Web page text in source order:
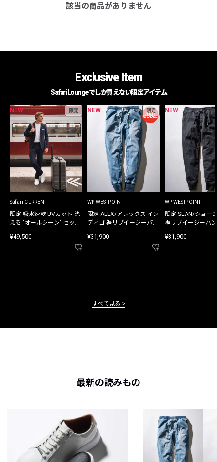
該当の商品がありません
Exclusive Item
Safari Loungeでしか買えない限定アイテム
NEW 限定
Safari CURRENT
限定 吸水速乾 UVカット 洗
える "オールシーン" セット
¥49,500
NEW 限定
WP WESTPOINT
限定 ALEX/アレックス イン
ディゴ 裾リブイージーパン
¥31,900
NEW
WP WESTPOINT
限定 SEAN/ショー
裾リブイージーパ
¥31,900
すべて見る
最新の読みもの